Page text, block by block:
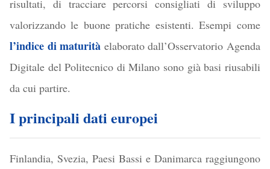
risultati, di tracciare percorsi consigliati di sviluppo
valorizzando le buone pratiche esistenti. Esempi come
l’indice di maturità elaborato dall’Osservatorio Agenda
Digitale del Politecnico di Milano sono già basi riusabili
da cui partire.
I principali dati europei
Finlandia, Svezia, Paesi Bassi e Danimarca raggiungono